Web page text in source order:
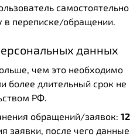
самостоятельно
в переписке/обращении.
данных
чем это необходимо
более длительный срок не
РФ.
обращений/заявок: 12
заявки, после чего данные